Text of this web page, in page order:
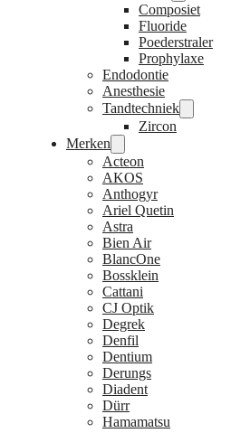
Composiet
Fluoride
Poederstraler
Prophylaxe
Endodontie
Anesthesie
Tandtechniek
Zircon
Merken
Acteon
AKOS
Anthogyr
Ariel Quetin
Astra
Bien Air
BlancOne
Bossklein
Cattani
CJ Optik
Degrek
Denfil
Dentium
Derungs
Diadent
Dürr
Hamamatsu